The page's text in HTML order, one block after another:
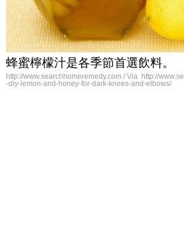
蜂蜜檸檬汁是各季節首選飲料。
http://www.searchhomeremedy.com / Via http://
-diy-lemon-and-honey-for-dark-knees-and-elbows/